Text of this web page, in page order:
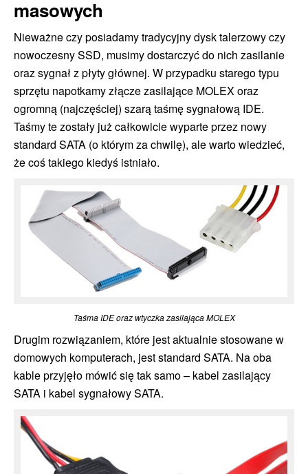
masowych
Nieważne czy posiadamy tradycyjny dysk talerzowy czy
nowoczesny SSD, musimy dostarczyć do nich zasilanie
oraz sygnał z płyty głównej. W przypadku starego typu
sprzętu napotkamy złącze zasilające MOLEX oraz
ogromną (najczęściej) szarą taśmę sygnałową IDE.
Taśmy te zostały już całkowicie wyparte przez nowy
standard SATA (o którym za chwilę), ale warto wiedzieć,
że coś takiego kiedyś istniało.
Taśma IDE oraz wtyczka zasilająca MOLEX
Drugim rozwiązaniem, które jest aktualnie stosowane w
domowych komputerach, jest standard SATA. Na oba
kable przyjęło mówić się tak samo – kabel zasilający
SATA i kabel sygnałowy SATA.